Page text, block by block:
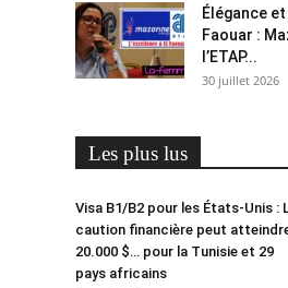
Élégance et
Faouar :
l’ETAP...
30 juillet 2026
Les plus lus
Visa B1/B2 pour les États-Unis :
caution financière peut
20.000 $… pour la Tunisie et 29
pays africains